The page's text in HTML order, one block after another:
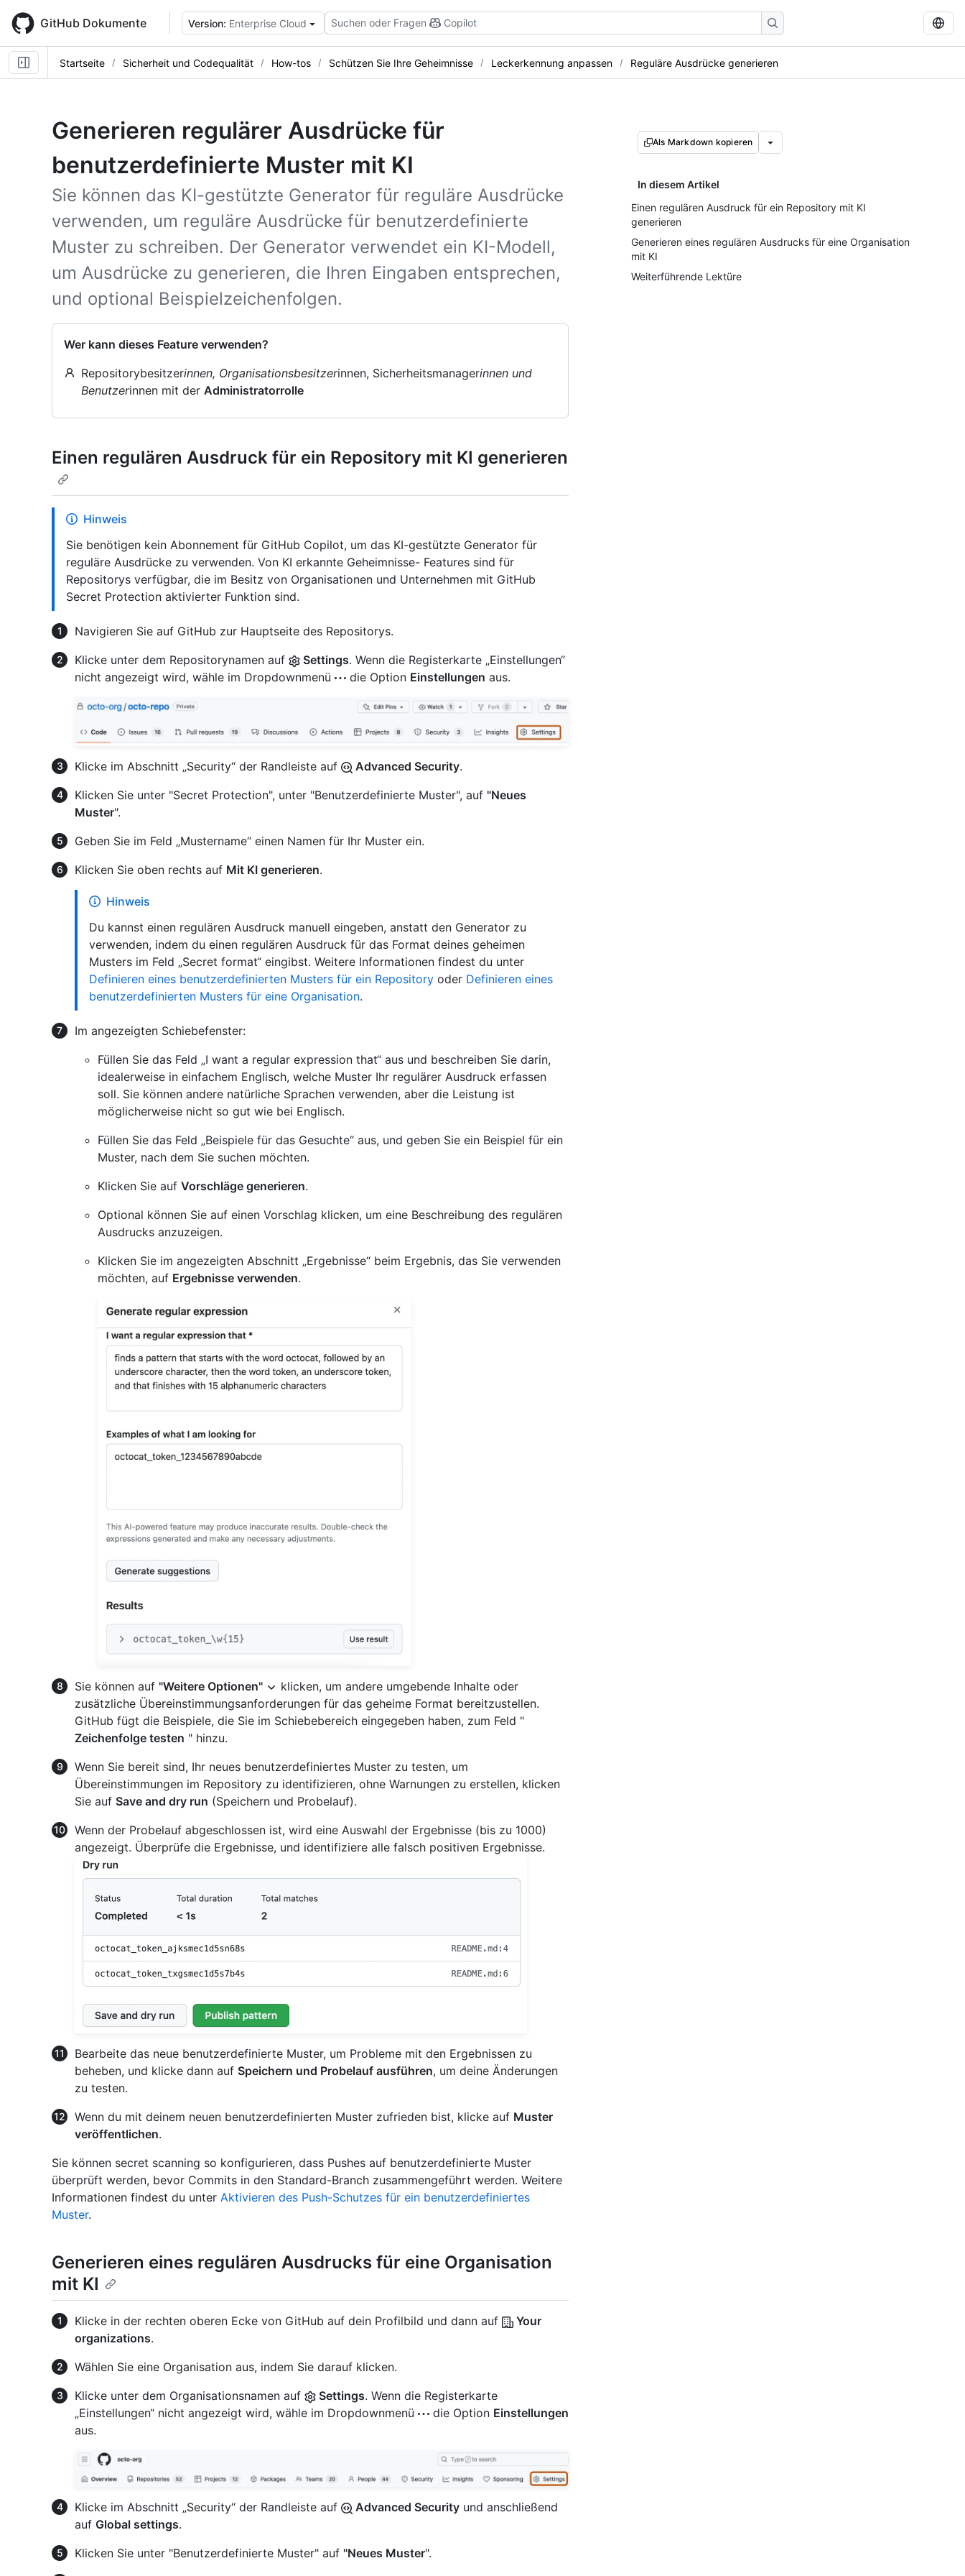
main
content
GitHub Dokumente Version: Enterprise Cloud Suchen oder Fragen Copilot
Startseite Sicherheit und Codequalität How-tos Schützen Sie Ihre Geheimnisse Leckerkennung anpassen Reguläre Ausdrücke generieren
Generieren regulärer Ausdrücke für
benutzerdefinierte Muster mit KI
Sie können das KI-gestützte Generator für reguläre Ausdrücke
verwenden, um reguläre Ausdrücke für benutzerdefinierte
Muster zu schreiben. Der Generator verwendet ein KI-Modell,
um Ausdrücke zu generieren, die Ihren Eingaben entsprechen,
und optional Beispielzeichenfolgen.
Wer kann dieses Feature verwenden?
Repositorybesitzerinnen, Organisationsbesitzerinnen, Sicherheitsmanagerinnen und
Benutzerinnen mit der Administratorrolle
Als Markdown kopieren
In diesem Artikel
Einen regulären Ausdruck für ein Repository mit KI
generieren
Generieren eines regulären Ausdrucks für eine Organisation
mit KI
Weiterführende Lektüre
Einen regulären Ausdruck für ein Repository mit KI generieren
Hinweis
Sie benötigen kein Abonnement für GitHub Copilot, um das KI-gestützte Generator für
reguläre Ausdrücke zu verwenden. Von KI erkannte Geheimnisse- Features sind für
Repositorys verfügbar, die im Besitz von Organisationen und Unternehmen mit GitHub
Secret Protection aktivierter Funktion sind.
Navigieren Sie auf GitHub zur Hauptseite des Repositorys.
Klicke unter dem Repositorynamen auf
Settings. Wenn die Registerkarte „Einstellungen“
nicht angezeigt wird, wähle im Dropdownmenü
die Option Einstellungen aus.
Klicke im Abschnitt „Security“ der Randleiste auf Advanced Security.
Klicken Sie unter "Secret Protection", unter "Benutzerdefinierte Muster", auf "Neues
Muster".
Geben Sie im Feld „Mustername“ einen Namen für Ihr Muster ein.
Klicken Sie oben rechts auf Mit KI generieren.
Hinweis
Du kannst einen regulären Ausdruck manuell eingeben, anstatt den Generator zu
verwenden, indem du einen regulären Ausdruck für das Format deines geheimen
Musters im Feld „Secret format“ eingibst. Weitere Informationen findest du unter
Definieren eines benutzerdefinierten Musters für ein Repository oder Definieren eines
benutzerdefinierten Musters für eine Organisation.
Im angezeigten Schiebefenster:
Füllen Sie das Feld „I want a regular expression that“ aus und beschreiben Sie darin,
idealerweise in einfachem Englisch, welche Muster Ihr regulärer Ausdruck erfassen
soll. Sie können andere natürliche Sprachen verwenden, aber die Leistung ist
möglicherweise nicht so gut wie bei Englisch.
Füllen Sie das Feld „Beispiele für das Gesuchte“ aus, und geben Sie ein Beispiel für ein
Muster, nach dem Sie suchen möchten.
Klicken Sie auf Vorschläge generieren.
Optional können Sie auf einen Vorschlag klicken, um eine Beschreibung des regulären
Ausdrucks anzuzeigen.
Klicken Sie im angezeigten Abschnitt „Ergebnisse“ beim Ergebnis, das Sie verwenden
möchten, auf Ergebnisse verwenden.
Sie können auf "Weitere Optionen"
klicken, um andere umgebende Inhalte oder
zusätzliche Übereinstimmungsanforderungen für das geheime Format bereitzustellen.
GitHub fügt die Beispiele, die Sie im Schiebebereich eingegeben haben, zum Feld "
Zeichenfolge testen " hinzu.
Wenn Sie bereit sind, Ihr neues benutzerdefiniertes Muster zu testen, um
Übereinstimmungen im Repository zu identifizieren, ohne Warnungen zu erstellen, klicken
Sie auf Save and dry run (Speichern und Probelauf).
Wenn der Probelauf abgeschlossen ist, wird eine Auswahl der Ergebnisse (bis zu 1000)
angezeigt. Überprüfe die Ergebnisse, und identifiziere alle falsch positiven Ergebnisse.
Bearbeite das neue benutzerdefinierte Muster, um Probleme mit den Ergebnissen zu
beheben, und klicke dann auf Speichern und Probelauf ausführen, um deine Änderungen
zu testen.
Wenn du mit deinem neuen benutzerdefinierten Muster zufrieden bist, klicke auf Muster
veröffentlichen.
Sie können secret scanning so konfigurieren, dass Pushes auf benutzerdefinierte Muster
überprüft werden, bevor Commits in den Standard-Branch zusammengeführt werden. Weitere
Informationen findest du unter Aktivieren des Push-Schutzes für ein benutzerdefiniertes
Muster.
Generieren eines regulären Ausdrucks für eine Organisation
mit KI
Klicke in der rechten oberen Ecke von GitHub auf dein Profilbild und dann auf
Your
organizations.
Wählen Sie eine Organisation aus, indem Sie darauf klicken.
Klicke unter dem Organisationsnamen auf
Settings. Wenn die Registerkarte
„Einstellungen“ nicht angezeigt wird, wähle im Dropdownmenü
die Option Einstellungen
aus.
Klicke im Abschnitt „Security“ der Randleiste auf Advanced Security und anschließend
auf Global settings.
Klicken Sie unter "Benutzerdefinierte Muster" auf "Neues Muster".